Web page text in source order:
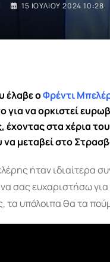
15 ΙΟΥΛΊΟΥ 2024 10:28
έλαβε οΦρέντι
για να ορκιστεί
έχοντας στα χέρια
να μεταβεί στο
ήταν ιδιαίτερα
σας ευχαριστήσω
τα υπόλοιπα θα τα